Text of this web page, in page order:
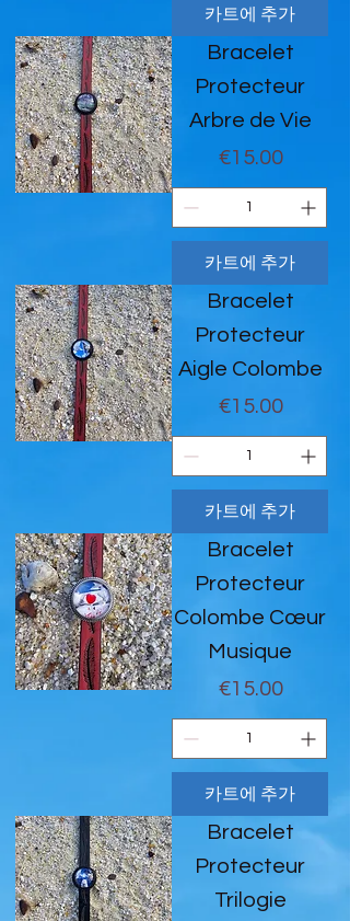
카트에 추가
Bracelet
Protecteur
Arbre de Vie
가격
€15.00
카트에 추가
Bracelet
Protecteur
Aigle Colombe
가격
€15.00
카트에 추가
Bracelet
Protecteur
Colombe Cœur
Musique
가격
€15.00
카트에 추가
Bracelet
Protecteur
Trilogie